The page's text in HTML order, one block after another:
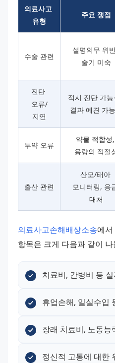
의료사고
유형
주요 쟁점
수술 관련
설명의무 위
술기 미숙
진단
오류/
지연
적시 진단 가능
결과 예견 가
투약 오류
약물 적합성,
용량의 적절
출산 관련
산모/태아
모니터링, 응
대처
의료사고손해배상소송에
항목은 크게 다음과 같이
치료비, 간병비 등
휴업손해, 일실수입
장래 치료비, 노동능
정신적 고통에 대한